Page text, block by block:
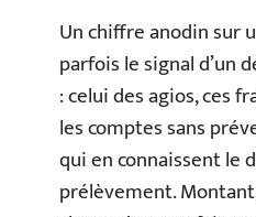
Un chiffre anodin sur
parfois le signal d’un
: celui des agios, ces
les comptes sans
qui en connaissent le
prélèvement.